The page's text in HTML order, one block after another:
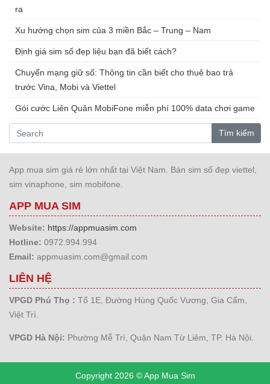
ra
Xu hướng chọn sim của 3 miền Bắc – Trung – Nam
Định giá sim số đẹp liệu bạn đã biết cách?
Chuyển mạng giữ số: Thông tin cần biết cho thuê bao trả
trước Vina, Mobi và Viettel
Gói cước Liên Quân MobiFone miễn phí 100% data chơi game
Tìm kiếm
App mua sim giá rẻ lớn nhất tại Việt Nam. Bán sim số đẹp viettel,
sim vinaphone, sim mobifone.
APP MUA SIM
Website: https://appmuasim.com
Hotline: 0972.994.994
Email: appmuasim.com@gmail.com
LIÊN HỆ
VPGD Phú Thọ : Tổ 1E, Đường Hùng Quốc Vương, Gia Cẩm,
Việt Trì.
VPGD Hà Nội: Phường Mễ Trì, Quận Nam Từ Liêm, TP. Hà Nội.
Copyright 2026 © App Mua Sim